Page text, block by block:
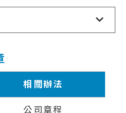
相關辦法
公司章程